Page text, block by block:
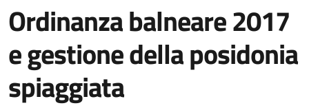
Ordinanza balneare 2017
e gestione della posidonia
spiaggiata